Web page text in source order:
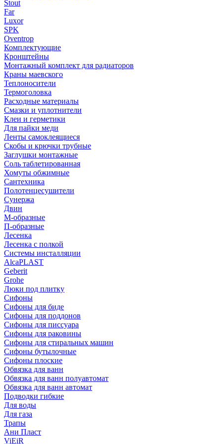
Stout
Far
Luxor
SPK
Oventrop
Комплектующие
Кронштейны
Монтажный комплект для радиаторов
Краны маевского
Теплоносители
Термоголовка
Расходные материалы
Смазки и уплотнители
Клеи и герметики
Для пайки меди
Ленты самоклеящиеся
Скобы и крючки трубные
Заглушки монтажные
Соль таблетированная
Хомуты обжимные
Сантехника
Полотенцесушители
Сунержа
Двин
М-образные
П-образные
Лесенка
Лесенка с полкой
Системы инсталляции
AlcaPLAST
Geberit
Grohe
Люки под плитку
Сифоны
Сифoны для биде
Сифoны для поддонов
Сифoны для писсуара
Сифоны для раковины
Сифоны для стиральных машин
Сифоны бутылочные
Сифоны плоские
Обвязка для ванн
Обвязка для ванн полуавтомат
Обвязка для ванн автомат
Подводки гибкие
Для воды
Для газа
Трапы
Ани Пласт
ViEiR